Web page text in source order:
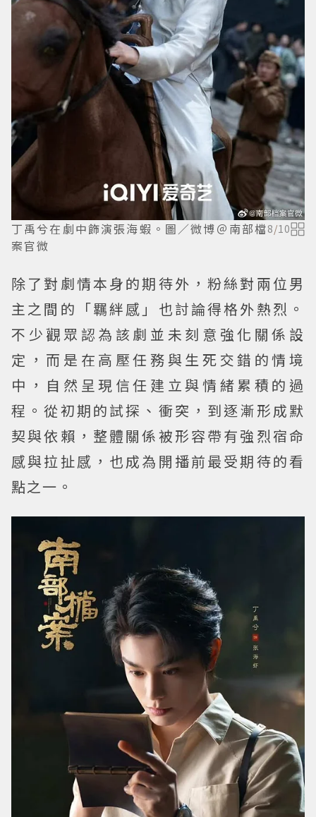
丁禹兮在劇中飾演張海蝦。圖／微博＠南部檔
案官微
8/10
除了對劇情本身的期待外，粉絲對兩位男
主之間的「羈絆感」也討論得格外熱烈。
不少觀眾認為該劇並未刻意強化關係設
定，而是在高壓任務與生死交錯的情境
中，自然呈現信任建立與情緒累積的過
程。從初期的試探、衝突，到逐漸形成默
契與依賴，整體關係被形容帶有強烈宿命
感與拉扯感，也成為開播前最受期待的看
點之一。